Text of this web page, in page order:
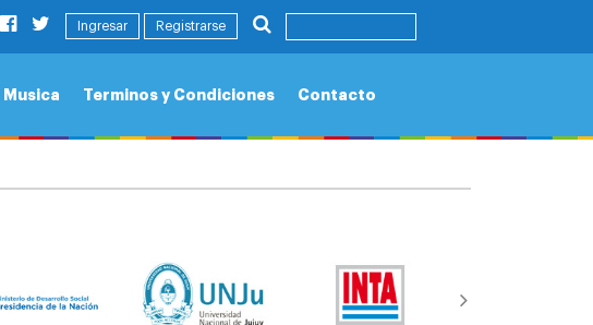
Ingresar Registrarse
Musica Terminos y Condiciones Contacto